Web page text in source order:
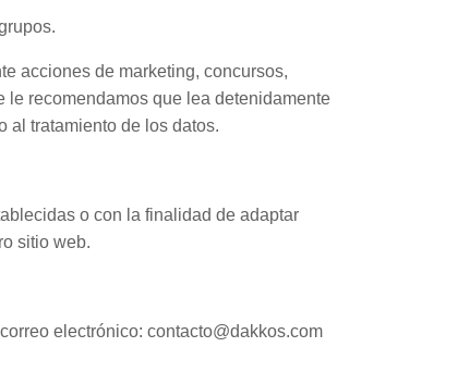
acciones de marketing, concursos,
le recomendamos que lea detenidamente
al tratamiento de los datos.
o con la finalidad de adaptar
sitio web.
electrónico: contacto@dakkos.com